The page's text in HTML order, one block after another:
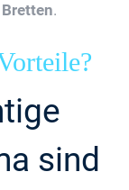
.
sind